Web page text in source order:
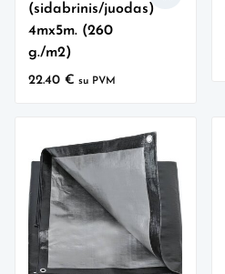
(sidabrinis/juodas)
4mx5m. (260
g./m2)
22.40€ su PVM